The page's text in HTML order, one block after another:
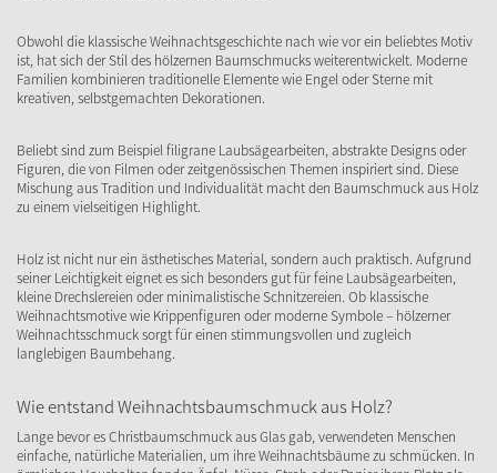
Obwohl die klassische Weihnachtsgeschichte nach wie vor ein beliebtes Motiv
ist, hat sich der Stil des hölzernen Baumschmucks weiterentwickelt. Moderne
Familien kombinieren traditionelle Elemente wie Engel oder Sterne mit
kreativen, selbstgemachten Dekorationen.
Beliebt sind zum Beispiel filigrane Laubsägearbeiten, abstrakte Designs oder
Figuren, die von Filmen oder zeitgenössischen Themen inspiriert sind. Diese
Mischung aus Tradition und Individualität macht den Baumschmuck aus Holz
zu einem vielseitigen Highlight.
Holz ist nicht nur ein ästhetisches Material, sondern auch praktisch. Aufgrund
seiner Leichtigkeit eignet es sich besonders gut für feine Laubsägearbeiten,
kleine Drechslereien oder minimalistische Schnitzereien. Ob klassische
Weihnachtsmotive wie Krippenfiguren oder moderne Symbole – hölzerner
Weihnachtsschmuck sorgt für einen stimmungsvollen und zugleich
langlebigen Baumbehang.
Wie entstand Weihnachtsbaumschmuck aus Holz?
Lange bevor es Christbaumschmuck aus Glas gab, verwendeten Menschen
einfache, natürliche Materialien, um ihre Weihnachtsbäume zu schmücken. In